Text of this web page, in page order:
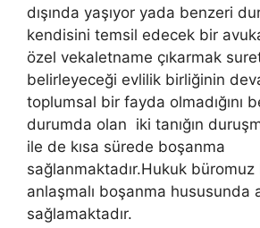
dışında yaşıyor yada benzeri
kendisini temsil edecek bir
özel vekaletname çıkarmak
belirleyeceği evlilik birliğinin
toplumsal bir fayda olmadığını
durumda olan iki tanığın
ile de kısa sürede boşanma
sağlanmaktadır.Hukuk
anlaşmalı boşanma hususunda
sağlamaktadır.